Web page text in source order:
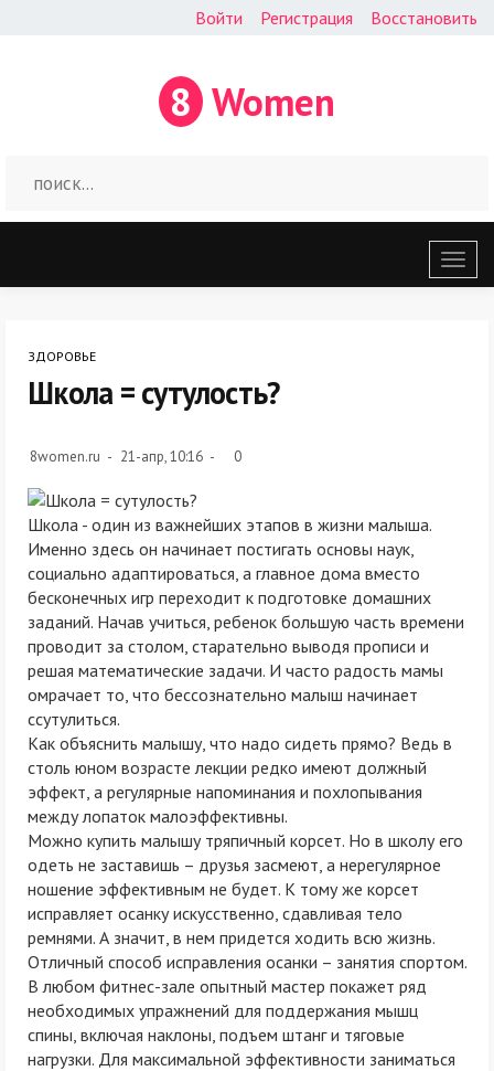
Войти Регистрация Восстановить
8 Women
меню
ЗДОРОВЬЕ
Школа = сутулость?
8women.ru 21-апр, 10:16 0
Школа - один из важнейших этапов в жизни малыша.
Именно здесь он начинает постигать основы наук,
социально адаптироваться, а главное дома вместо
бесконечных игр переходит к подготовке домашних
заданий. Начав учиться, ребенок большую часть времени
проводит за столом, старательно выводя прописи и
решая математические задачи. И часто радость мамы
омрачает то, что бессознательно малыш начинает
ссутулиться.
Как объяснить малышу, что надо сидеть прямо? Ведь в
столь юном возрасте лекции редко имеют должный
эффект, а регулярные напоминания и похлопывания
между лопаток малоэффективны.
Можно купить малышу тряпичный корсет. Но в школу его
одеть не заставишь – друзья засмеют, а нерегулярное
ношение эффективным не будет. К тому же корсет
исправляет осанку искусственно, сдавливая тело
ремнями. А значит, в нем придется ходить всю жизнь.
Отличный способ исправления осанки – занятия спортом.
В любом фитнес-зале опытный мастер покажет ряд
необходимых упражнений для поддержания мышц
спины, включая наклоны, подъем штанг и тяговые
нагрузки. Для максимальной эффективности заниматься